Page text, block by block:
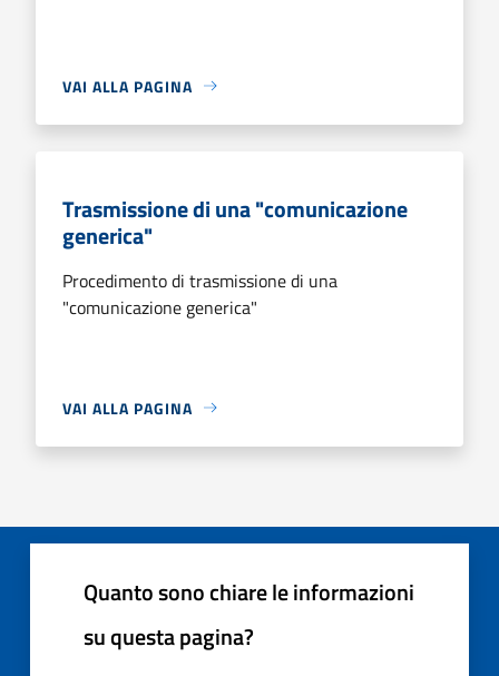
VAI ALLA PAGINA
Trasmissione di una "comunicazione
generica"
Procedimento di trasmissione di una
"comunicazione generica"
VAI ALLA PAGINA
Quanto sono chiare le informazioni
su questa pagina?